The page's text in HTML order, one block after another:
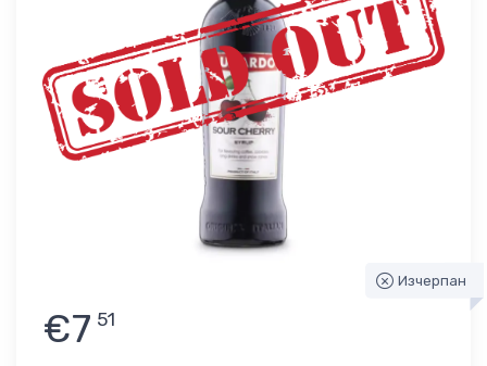
Изчерпан
€7 51